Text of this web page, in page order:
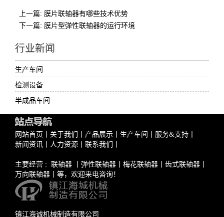
上一篇: 膜片联轴器有哪些技术优势
下一篇: 膜片型弹性联轴器的运行环境
行业新闻
生产车间
检测设备
半成品车间
网站首页 关于我们 产品展示 生产车间 服务&支持
新闻资讯
人力资源 联系我们
主要经营 : 联轴器 弹性联轴器 梅花联轴器 齿式联轴器
万向联轴器 丨等，欢迎来电咨询！
镇江海诚机械制造有限公司